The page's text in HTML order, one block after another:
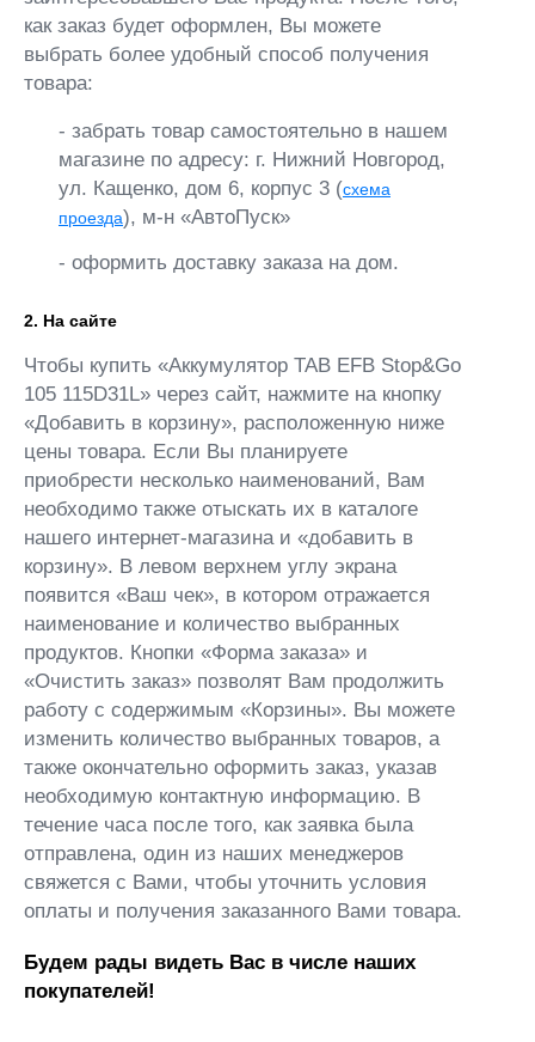
как заказ будет оформлен, Вы можете
выбрать более удобный способ получения
товара:
- забрать товар самостоятельно в нашем
магазине по адресу: г. Нижний Новгород,
ул. Кащенко, дом 6, корпус 3 (схема
проезда), м-н «АвтоПуск»
- оформить доставку заказа на дом.
2. На сайте
Чтобы купить «Аккумулятор TAB EFB Stop&Go
105 115D31L» через сайт, нажмите на кнопку
«Добавить в корзину», расположенную ниже
цены товара. Если Вы планируете
приобрести несколько наименований, Вам
необходимо также отыскать их в каталоге
нашего интернет-магазина и «добавить в
корзину». В левом верхнем углу экрана
появится «Ваш чек», в котором отражается
наименование и количество выбранных
продуктов. Кнопки «Форма заказа» и
«Очистить заказ» позволят Вам продолжить
работу с содержимым «Корзины». Вы можете
изменить количество выбранных товаров, а
также окончательно оформить заказ, указав
необходимую контактную информацию. В
течение часа после того, как заявка была
отправлена, один из наших менеджеров
свяжется с Вами, чтобы уточнить условия
оплаты и получения заказанного Вами товара.
Будем рады видеть Вас в числе наших
покупателей!